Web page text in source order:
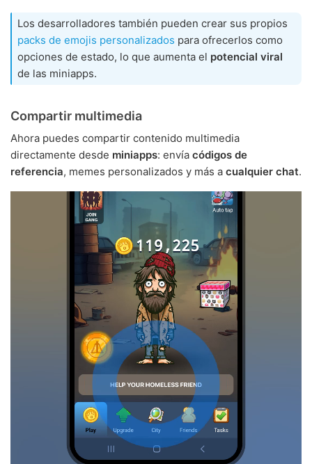
Los desarrolladores también pueden crear sus propios
packs de emojis personalizados para ofrecerlos como
opciones de estado, lo que aumenta el potencial viral
de las miniapps.
Compartir multimedia
Ahora puedes compartir contenido multimedia
directamente desde miniapps: envía códigos de
referencia, memes personalizados y más a cualquier chat.